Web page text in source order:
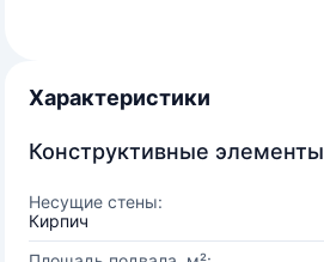
Характеристики
Конструктивные элементы
Несущие стены:
Кирпич